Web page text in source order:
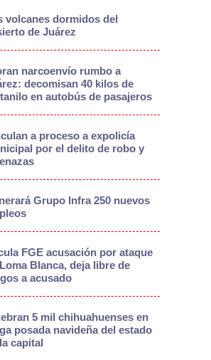
volcanes dormidos del
de Juárez
narcoenvío rumbo a
decomisan 40 kilos de
en autobús de pasajeros
a proceso a expolicía
por el delito de robo y
Grupo Infra 250 nuevos
FGE acusación por ataque
Blanca, deja libre de
a acusado
5 mil chihuahuenses en
posada navideña del estado
capital